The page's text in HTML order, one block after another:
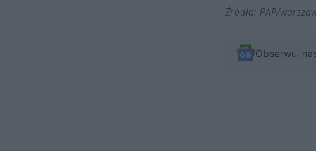
Źródła: PAP/
Obserwuj